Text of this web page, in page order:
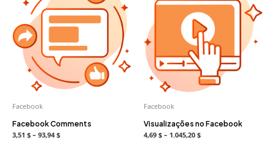
Facebook
Facebook Comments
3,51 $ – 93,94 $
Facebook
Visualizações no Facebook
4,69 $ – 1.045,20 $